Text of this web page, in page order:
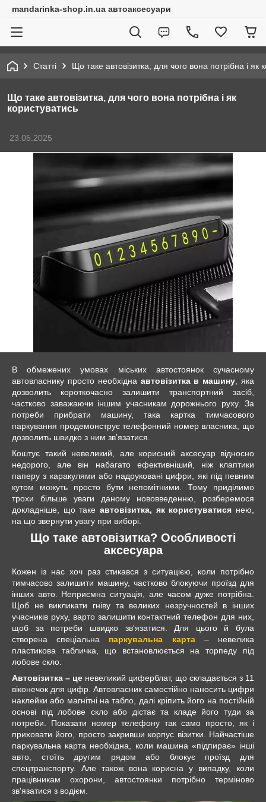
mandarinka-shop.in.ua автоаксесуари
Статті Що таке автовізитка, для чого вона потрібна і як
Що таке автовізитка, для чого вона потрібна і як
користуватись
23.05.2025
В обмежених умовах міських автостоянок сучасному
автовласнику просто необхідна автовізитка в машину , яка
дозволить короткочасно залишити транспортний засіб,
частково заважаючи іншим учасникам дорожнього руху. За
потреби прибрати машину, така картка тимчасового
паркування продемонструє телефонний номер власника, що
дозволить швидко з ним зв’язатися.
Коштує такий невеликий, але корисний аксесуар відносно
недорого, але він набагато ефективніший, ніж клаптики
паперу з каракулями або надруковані цифри, які під певним
кутом можуть просто бути непомітними. Тому приділимо
трохи більше уваги даному нововведенню, розберемося
докладніше, що таке автовізитка, як користуватися нею,
на що звернути увагу при виборі.
Що таке автовізитка? Особливості
аксесуара
Кожен із нас хоч раз стикався з ситуацією, коли потрібно
тимчасово залишити машину, частково блокуючи проїзд для
інших авто. Неприємна ситуація, але часом дуже потрібна.
Щоб не викликати гніву та великих незручностей в інших
учасників руху, варто залишити контактний телефон для них,
щоб за потреби швидко зв'язатися. Для цього й була
створена спеціальна паркувальна карта– невелика
пластикова табличка, що встановлюється на торпеду під
лобове скло.
Автовізитка – це невеликий циферблат, що складається з 11
віконечок для цифр. Автовласник самостійно наносить цифри
наклейки або магнітні на табло, далі кріпить його на постійній
основі під лобове скло або дістає та кладе його туди за
потреби. Показати номер телефону так само просто, як і
приховати його, просто закривши корпус візитки. Найчастіше
паркувальна карта необхідна, коли машина «підпирає» інші
авто, стоїть другим рядом або блокує проїзд для
спецтранспорту. Але також вона корисна у випадку, коли
працівникам охорони, автостоянки потрібно терміново
зв'язатися з водієм.